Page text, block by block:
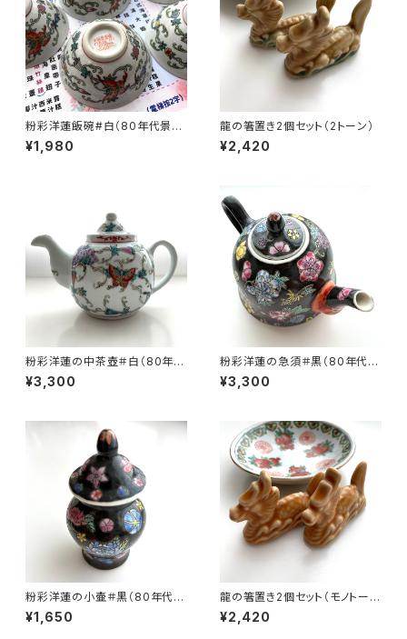
粉彩洋蓮飯碗#白（80年代景徳
鎮デッドストック）
¥1,980
龍の箸置き2個セット（2トーン）
¥2,420
粉彩洋蓮の中茶壺＃白（80年代
景徳鎮デッドストック）
¥3,300
粉彩洋蓮の急須＃黒（80年代景
徳鎮デッドストック）
¥3,300
粉彩洋蓮の小壷＃黒（80年代景
徳鎮デッドストック）
¥1,650
龍の箸置き2個セット（モノトー
ン）
¥2,420